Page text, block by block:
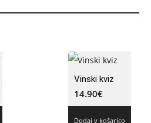
Vinski kviz
14.90€
Dodaj v košarico